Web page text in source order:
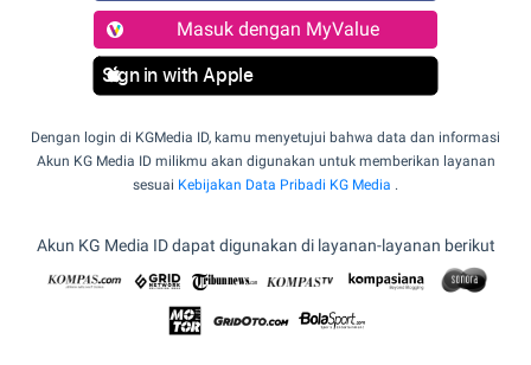
Masuk dengan MyValue
Sign in with Apple
Dengan login di KGMedia ID, kamu menyetujui bahwa data dan informasi
Akun KG Media ID milikmu akan digunakan untuk memberikan layanan
sesuai Kebijakan Data Pribadi KG Media .
Akun KG Media ID dapat digunakan di layanan-layanan berikut